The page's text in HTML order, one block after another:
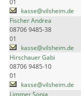
kasse@vilsheim.de
Fischer Andrea
08706 9485-38
01
kasse@vilsheim.de
Hirschauer Gabi
08706 9485-10
01
kasse@vilsheim.de
Limmer Sonja